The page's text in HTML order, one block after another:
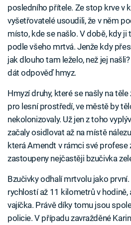
posledního přítele. Ze stop krve v
vyšetřovatelé usoudili, že v něm
místo, kde se našlo. V době, kdy ji
podle všeho mrtvá. Jenže kdy
jak dlouho tam leželo, než jej
dát odpověď hmyz.
Hmyzí druhy, které se našly na
pro lesní prostředí, ve městě by
nekolonizovaly. Už jen z toho
začaly osidlovat až na místě
která Amendt v rámci své profese
zastoupeny nejčastěji bzučivka
Bzučivky odhalí mrtvolu jako
rychlostí až 11 kilometrů v hodině,
vajíčka. Právě díky tomu jsou
policie. V případu zavražděné